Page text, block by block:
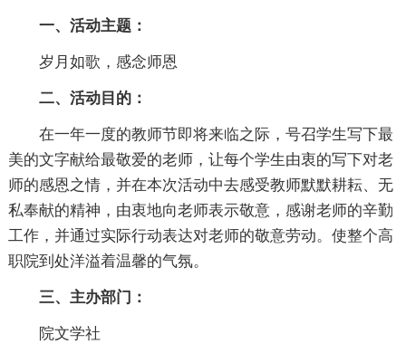
一、活动主题：
岁月如歌，感念师恩
二、活动目的：
在一年一度的教师节即将来临之际，号召学生写下最
美的文字献给最敬爱的老师，让每个学生由衷的写下对老
师的感恩之情，并在本次活动中去感受教师默默耕耘、无
私奉献的精神，由衷地向老师表示敬意，感谢老师的辛勤
工作，并通过实际行动表达对老师的敬意劳动。使整个高
职院到处洋溢着温馨的气氛。
三、主办部门：
院文学社